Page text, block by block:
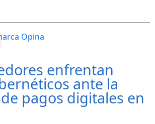
enfrentan
ante la
pagos digitales en